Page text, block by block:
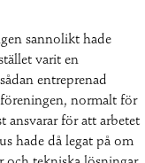
sannolikt hade
varit en
entreprenad
normalt för
ansvarar för att arbetet
hade då legat på om